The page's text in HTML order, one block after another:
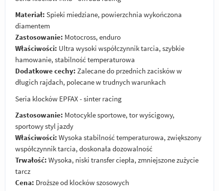
Materiał: Spieki miedziane, powierzchnia wykończona
diamentem
Zastosowanie: Motocross, enduro
Właściwości: Ultra wysoki współczynnik tarcia, szybkie
hamowanie, stabilność temperaturowa
Dodatkowe cechy: Zalecane do przednich zacisków w
długich rajdach, polecane w trudnych warunkach
Seria klocków EPFAX - sinter racing
Zastosowanie: Motocykle sportowe, tor wyścigowy,
sportowy styl jazdy
Właściwości: Wysoka stabilność temperaturowa, zwiększony
współczynnik tarcia, doskonała dozowalność
Trwałość: Wysoka, niski transfer ciepła, zmniejszone zużycie
tarcz
Cena: Droższe od klocków szosowych